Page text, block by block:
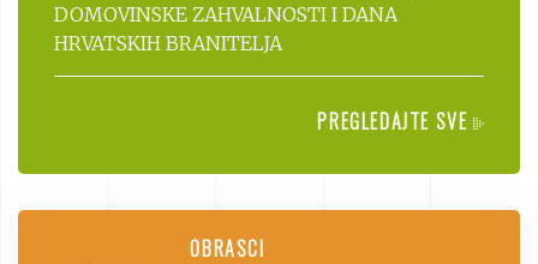
DOMOVINSKE ZAHVALNOSTI I DANA
HRVATSKIH BRANITELJA
PREGLEDAJTE SVE
OBRASCI